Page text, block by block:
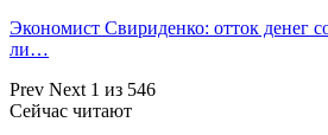
Экономист Свириденко: отток денег
ли…
Prev Next 1 из 546
Сейчас читают